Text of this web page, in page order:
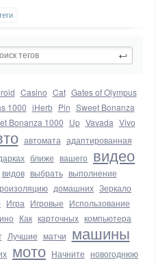
Casino Cat Gates of Olympus
1000 iHerb Pin Sweet Bonanza
Bonanza 1000 Up Vavada Vivo
автомата адаптированная
ближе вашего видео
видов выбрать выполнение
домашних Зеркало
Игра Игровые Использование
Как карточных компьютера
Лучшие матчи машины
мото Начните новогоднюю